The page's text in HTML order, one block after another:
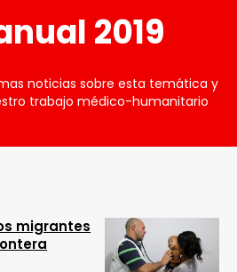
2019
noticias sobre esta temática y
trabajo médico-humanitario
migrantes